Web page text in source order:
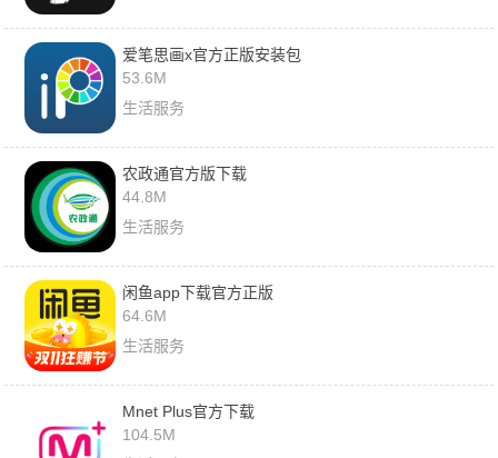
爱笔思画x官方正版安装包
53.6M
生活服务
农政通官方版下载
44.8M
生活服务
闲鱼app下载官方正版
64.6M
生活服务
Mnet Plus官方下载
104.5M